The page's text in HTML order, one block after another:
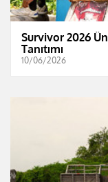
Survivor 2026
Tanıtımı
10/06/2026